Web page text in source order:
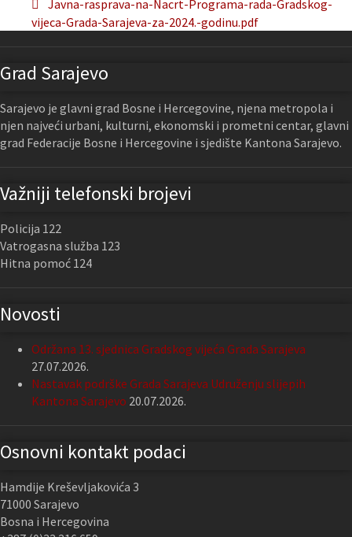
Javna-rasprava-na-Nacrt-Programa-rada-Gradskog-
vijeca-Grada-Sarajeva-za-2024.-godinu.pdf
Grad Sarajevo
Sarajevo je glavni grad Bosne i Hercegovine, njena metropola i
njen najveći urbani, kulturni, ekonomski i prometni centar, glavni
grad Federacije Bosne i Hercegovine i sjedište Kantona Sarajevo.
Važniji telefonski brojevi
Policija 122
Vatrogasna služba 123
Hitna pomoć 124
Novosti
Održana 13. sjednica Gradskog vijeća Grada Sarajeva
27.07.2026.
Nastavak podrške Grada Sarajeva Udruženju slijepih
Kantona Sarajevo 20.07.2026.
Osnovni kontakt podaci
Hamdije Kreševljakovića 3
71000 Sarajevo
Bosna i Hercegovina